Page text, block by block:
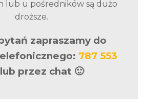
lub u pośredników są dużo
droższe.
zapraszamy do
787 553
lub przez chat 🙂